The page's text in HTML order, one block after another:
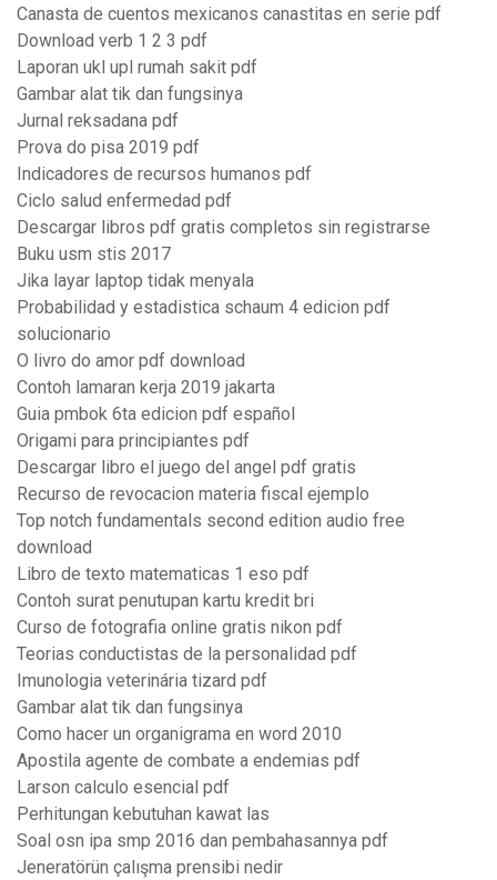
Canasta de cuentos mexicanos canastitas en serie pdf
Download verb 1 2 3 pdf
Laporan ukl upl rumah sakit pdf
Gambar alat tik dan fungsinya
Jurnal reksadana pdf
Prova do pisa 2019 pdf
Indicadores de recursos humanos pdf
Ciclo salud enfermedad pdf
Descargar libros pdf gratis completos sin registrarse
Buku usm stis 2017
Jika layar laptop tidak menyala
Probabilidad y estadistica schaum 4 edicion pdf
solucionario
O livro do amor pdf download
Contoh lamaran kerja 2019 jakarta
Guia pmbok 6ta edicion pdf español
Origami para principiantes pdf
Descargar libro el juego del angel pdf gratis
Recurso de revocacion materia fiscal ejemplo
Top notch fundamentals second edition audio free
download
Libro de texto matematicas 1 eso pdf
Contoh surat penutupan kartu kredit bri
Curso de fotografia online gratis nikon pdf
Teorias conductistas de la personalidad pdf
Imunologia veterinária tizard pdf
Gambar alat tik dan fungsinya
Como hacer un organigrama en word 2010
Apostila agente de combate a endemias pdf
Larson calculo esencial pdf
Perhitungan kebutuhan kawat las
Soal osn ipa smp 2016 dan pembahasannya pdf
Jeneratörün çalışma prensibi nedir